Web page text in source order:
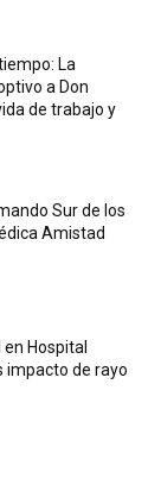
La
a Don
de trabajo y
Sur de los
Amistad
Hospital
impacto de rayo